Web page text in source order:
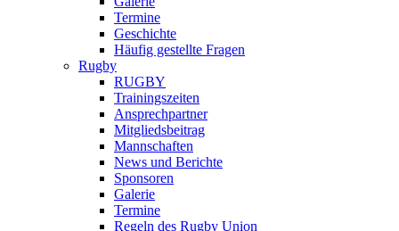
Termine
Geschichte
Häufig gestellte Fragen
Rugby
RUGBY
Trainingszeiten
Ansprechpartner
Mitgliedsbeitrag
Mannschaften
News und Berichte
Sponsoren
Galerie
Termine
Regeln des Rugby Union